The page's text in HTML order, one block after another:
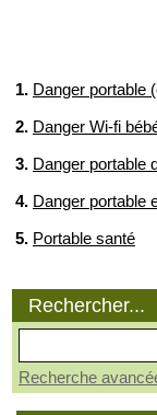
1. Danger portable
2. Danger Wi-fi
3. Danger portable
4. Danger portable
5. Portable santé
Rechercher...
Recherche